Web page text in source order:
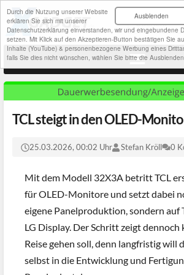
Ausblenden
Durch die Nutzung unserer Website
erklären Sie sich mit unserer
Datenschutzerklärung einverstanden, wir und eingebundene
setzen. Mit Klick auf den Akzeptieren-Button bestätigen Sie
Inhalte (YouTube) & personenbezogene Werbung eines
falls Sie dies nicht wünschen, wählen Sie bitte die
TCL steigt in den OLED-
25.03.2026, 00:02 Uhr Stefan Kröll 0
Mit dem Modell 32X3A betritt TCL
für OLED-Monitore und setzt dabei
eigene Panelproduktion, sondern auf
LG Display. Der Schritt zeigt dennoch
Reise gehen soll, denn langfristig will
selbst in die Entwicklung und